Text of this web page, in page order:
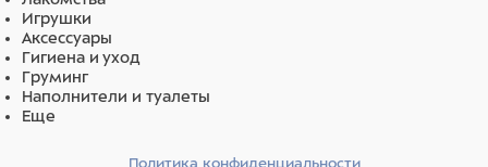
Игрушки
Аксессуары
Гигиена и уход
Груминг
Наполнители и туалеты
Еще
Политика конфиденциальности